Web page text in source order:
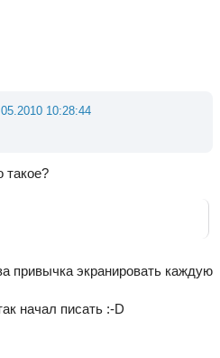
10:28:44
такое?
привычка экранировать каждую
начал писать :-D